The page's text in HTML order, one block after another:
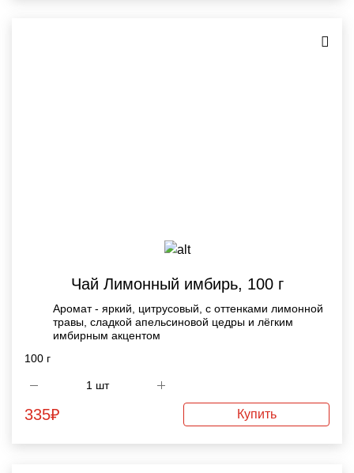
Чай Лимонный имбирь, 100 г
Аромат - яркий, цитрусовый, с оттенками лимонной
травы, сладкой апельсиновой цедры и лёгким
имбирным акцентом
100 г
335₽ Купить